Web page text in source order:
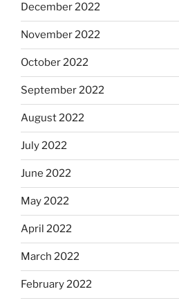
December 2022
November 2022
October 2022
September 2022
August 2022
July 2022
June 2022
May 2022
April 2022
March 2022
February 2022